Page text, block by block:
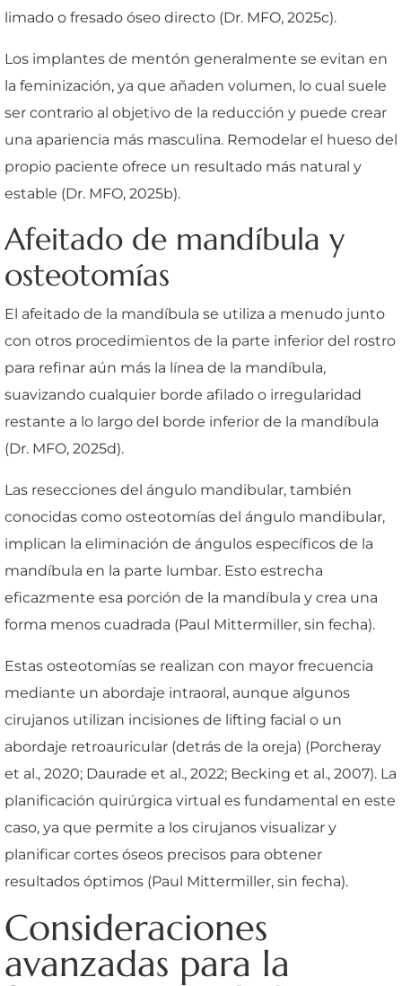
limado o fresado óseo directo (Dr. MFO, 2025c).
Los implantes de mentón generalmente se evitan en
la feminización, ya que añaden volumen, lo cual suele
ser contrario al objetivo de la reducción y puede crear
una apariencia más masculina. Remodelar el hueso del
propio paciente ofrece un resultado más natural y
estable (Dr. MFO, 2025b).
Afeitado de mandíbula y
osteotomías
El afeitado de la mandíbula se utiliza a menudo junto
con otros procedimientos de la parte inferior del rostro
para refinar aún más la línea de la mandíbula,
suavizando cualquier borde afilado o irregularidad
restante a lo largo del borde inferior de la mandíbula
(Dr. MFO, 2025d).
Las resecciones del ángulo mandibular, también
conocidas como osteotomías del ángulo mandibular,
implican la eliminación de ángulos específicos de la
mandíbula en la parte lumbar. Esto estrecha
eficazmente esa porción de la mandíbula y crea una
forma menos cuadrada (Paul Mittermiller, sin fecha).
Estas osteotomías se realizan con mayor frecuencia
mediante un abordaje intraoral, aunque algunos
cirujanos utilizan incisiones de lifting facial o un
abordaje retroauricular (detrás de la oreja) (Porcheray
et al., 2020; Daurade et al., 2022; Becking et al., 2007). La
planificación quirúrgica virtual es fundamental en este
caso, ya que permite a los cirujanos visualizar y
planificar cortes óseos precisos para obtener
resultados óptimos (Paul Mittermiller, sin fecha).
Consideraciones
avanzadas para la